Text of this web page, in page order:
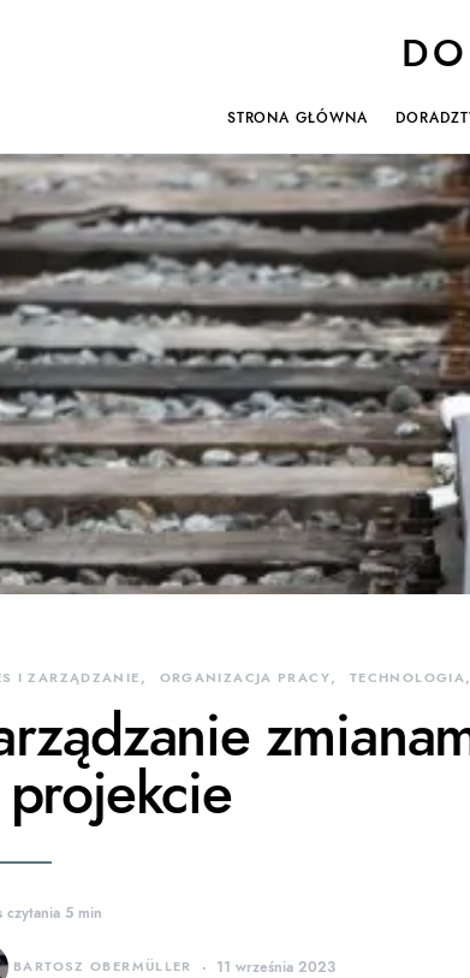
STRONA GŁÓWNA
I ZARZĄDZANIE ORGANIZACJA PRACY TECHNOLOGIA
5 min
BARTOSZ OBERMÜLLER 11 września 2023